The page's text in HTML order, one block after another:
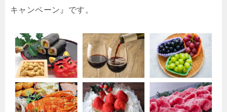
キャンペーン』です。